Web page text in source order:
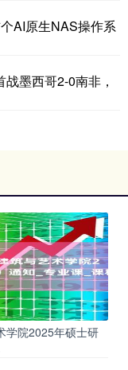
AI原生NAS操作系
墨西哥2-0南非，
学院2025年硕士研